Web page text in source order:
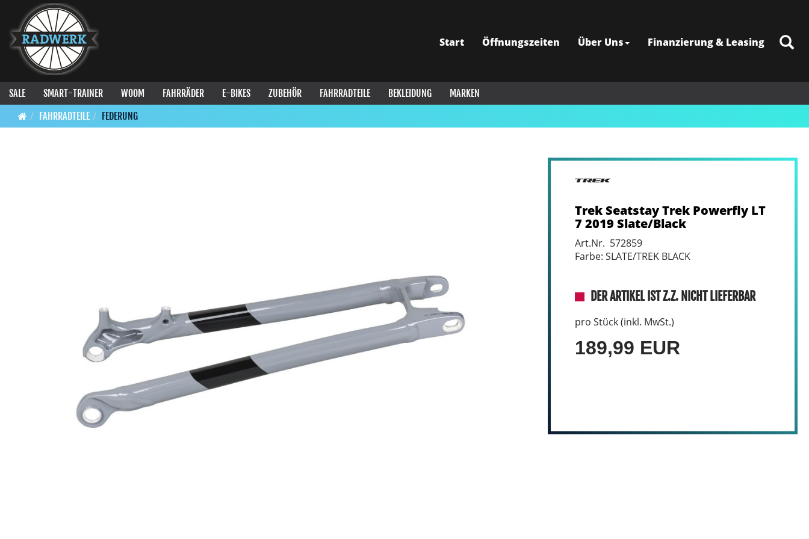
Start Öffnungszeiten Über Uns Finanzierung & Leasing
SALE SMART-TRAINER WOOM FAHRRÄDER E-BIKES ZUBEHÖR FAHRRADTEILE BEKLEIDUNG
MARKEN
FAHRRADTEILE
FEDERUNG
Trek Seatstay Trek Powerfly LT
7 2019 Slate/Black
Art.Nr. 572859
Farbe: SLATE/TREK BLACK
DER ARTIKEL IST Z.Z. NICHT LIEFERBAR
pro Stück (inkl. MwSt.)
189,99 EUR